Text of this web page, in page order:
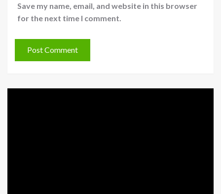
Save my name, email, and website in this browser
for the next time I comment.